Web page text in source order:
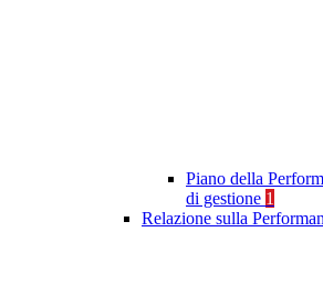
Piano della
di gestione 1
Relazione sulla